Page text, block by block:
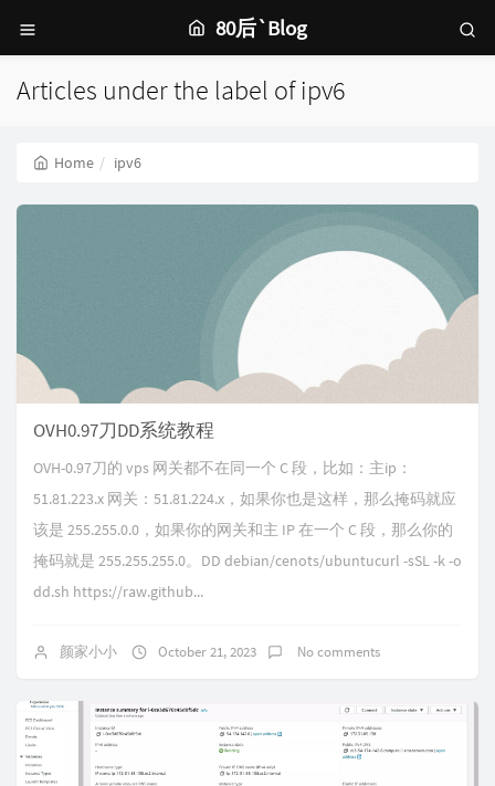
80后`Blog
Articles under the label of ipv6
Home ipv6
OVH0.97刀DD系统教程
OVH-0.97刀的 vps 网关都不在同一个 C 段，比如：主ip：
51.81.223.x 网关：51.81.224.x，如果你也是这样，那么掩码就应
该是 255.255.0.0，如果你的网关和主 IP 在一个 C 段，那么你的
掩码就是 255.255.255.0。DD debian/cenots/ubuntucurl -sSL -k -o
dd.sh https://raw.github...
颜家小小 October 21, 2023 No comments